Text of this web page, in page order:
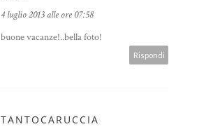
4 luglio 2013 alle ore 07:58
buone vacanze!..bella foto!
Rispondi
TANTOCARUCCIA